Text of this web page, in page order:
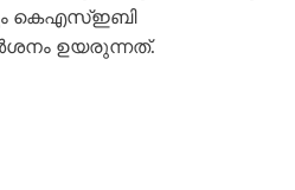
കെഎസ്ഇബി
ഉയരുന്നത്.